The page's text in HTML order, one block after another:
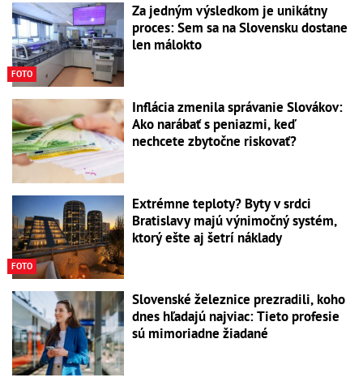
FOTO
Za jedným výsledkom je unikátny
proces: Sem sa na Slovensku dostane
len málokto
Inflácia zmenila správanie Slovákov:
Ako narábať s peniazmi, keď
nechcete zbytočne riskovať?
FOTO
Extrémne teploty? Byty v srdci
Bratislavy majú výnimočný systém,
ktorý ešte aj šetrí náklady
Slovenské železnice prezradili, koho
dnes hľadajú najviac: Tieto profesie
sú mimoriadne žiadané